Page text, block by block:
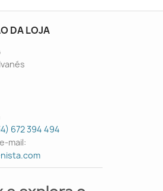
DA LOJA
672 394 494
mail: